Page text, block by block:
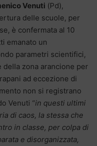
Venuti (Pd),
delle scuole, per
è confermata al 10
emanato un
parametri scientifici,
della zona arancione per
ad eccezione di
non si registrano
Venuti “in questi ultimi
di caos, la stessa che
in classe, per colpa di
e disorganizzata,